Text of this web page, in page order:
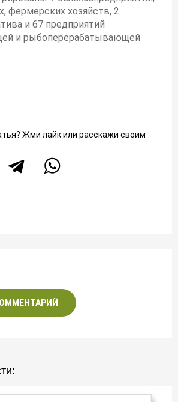
фермерских хозяйств, 2
и 67 предприятий
и рыбоперерабатывающей
Жми лайк или расскажи своим